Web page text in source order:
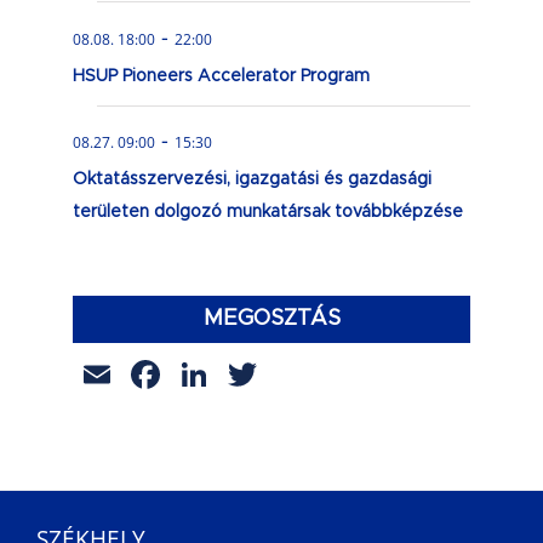
08.08. 18:00 - 22:00
HSUP Pioneers Accelerator Program
08.27. 09:00 - 15:30
Oktatásszervezési, igazgatási és gazdasági
területen dolgozó munkatársak továbbképzése
MEGOSZTÁS
EmailFacebook
LinkedIn